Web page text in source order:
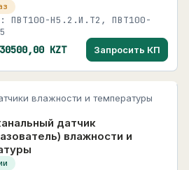
ПВТ100-Н5.2.И.Т2, ПВТ100-
KZT Запросить КП
влажности и температуры
датчик
влажности и